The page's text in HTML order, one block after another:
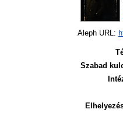
Aleph URL:
Szabad